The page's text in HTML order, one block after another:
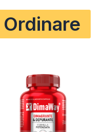
originale
era:
€80.00.
attuale
è:
€49.90.
Ordinare